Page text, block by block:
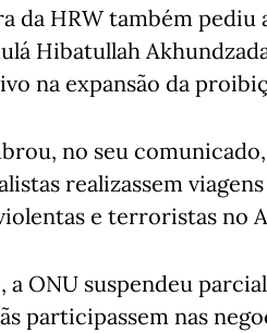
da HRW também pediu
Hibatullah
na expansão da
no seu
realizassem
e terroristas no
a ONU suspendeu
participassem nas